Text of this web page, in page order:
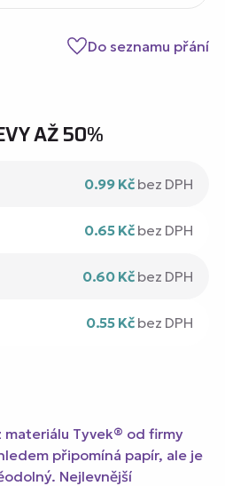
Do seznamu přání
AŽ 50%
0.99 Kč bez DPH
0.65 Kč bez DPH
0.60 Kč bez DPH
0.55 Kč bez DPH
Tyvek® od firmy
připomíná papír, ale je
Nejlevnější